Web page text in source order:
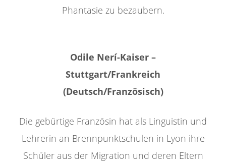
Phantasie zu bezaubern.
Odile Nerí-Kaiser –
Stuttgart/Frankreich
(Deutsch/Französisch)
Die gebürtige Französin hat als Linguistin und
Lehrerin an Brennpunktschulen in Lyon ihre
Schüler aus der Migration und deren Eltern